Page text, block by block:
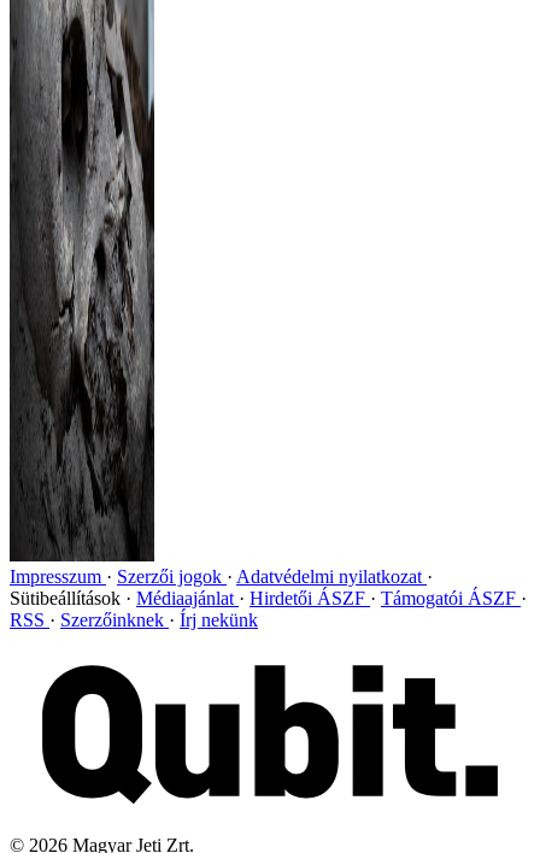
Impresszum Szerzői jogok
Adatvédelmi nyilatkozat
Sütibeállítások
Médiaajánlat Hirdetői ÁSZF
Támogatói ÁSZF
RSS
Szerzőinknek Írj nekünk
© 2026 Magyar Jeti Zrt.